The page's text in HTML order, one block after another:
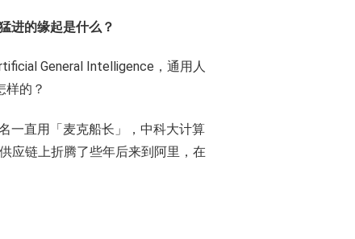
进的缘起是什么？
General Intelligence，通用人
样的？
一直用「麦克船长」，中科大计算
应链上折腾了些年后来到阿里，在